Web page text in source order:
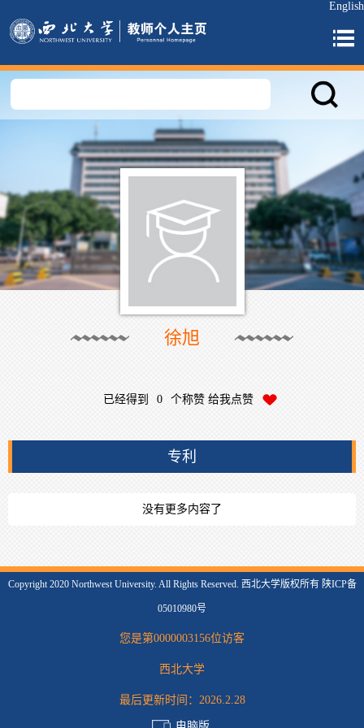
English
徐旭
已经得到 0 个称赞 给我点赞
专利
没有更多内容了
Copyright 2020 Northwest University. All Rights Reserved. 西北大学版权所有 陕ICP备
05010980号
您是第0000003156位访客
西北大学
最后更新时间： 2026.2.28